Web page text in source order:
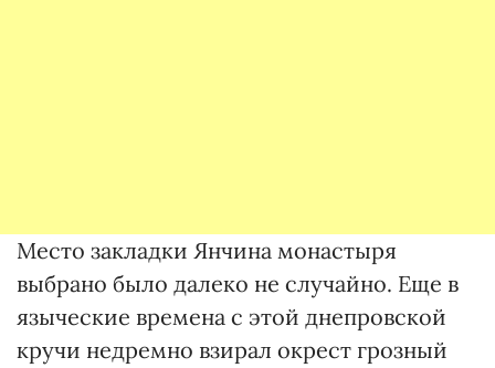
Место закладки Янчина монастыря
выбрано было далеко не случайно. Еще в
языческие времена с этой днепровской
кручи недремно взирал окрест грозный